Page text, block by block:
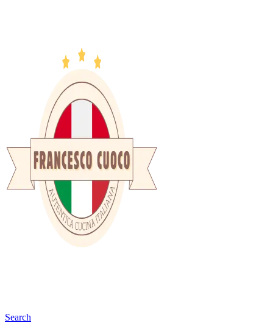
Search